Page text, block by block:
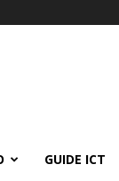
GUIDE ICT